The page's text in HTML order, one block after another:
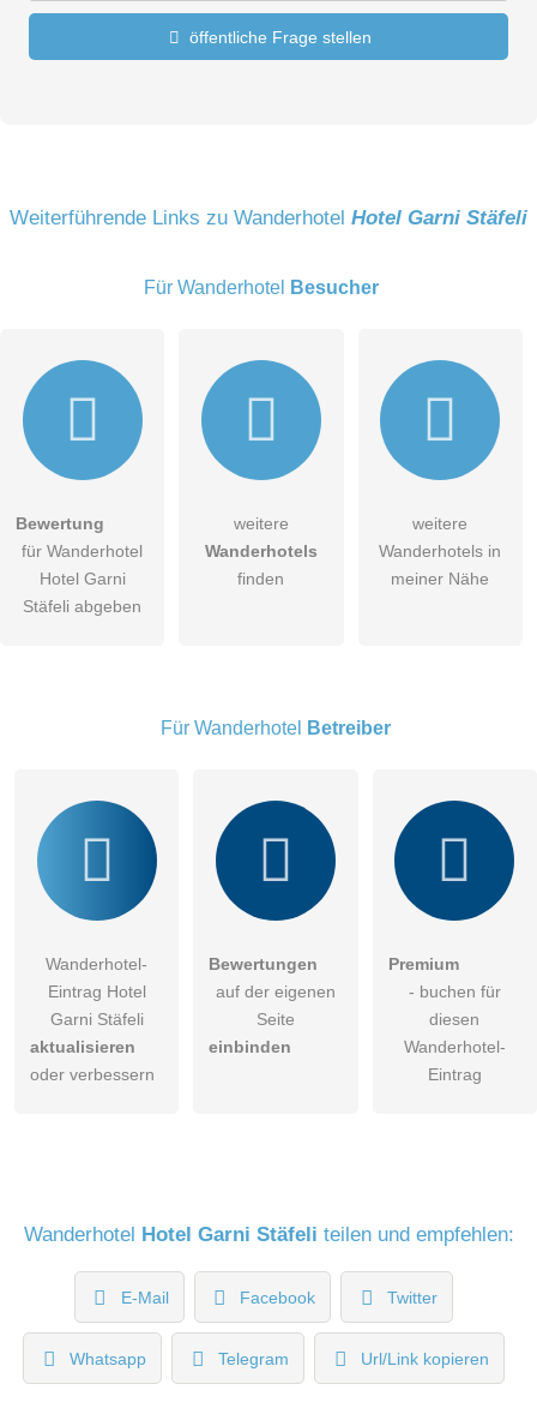
öffentliche Frage stellen
E-Mail-Adresse (wird nicht veröffentlicht)
Hiermit akzeptiere ich dieAGB
DieDatenschutzerklärung habe ich zur Kenntnis genommen.
Besucher sichtbar.
Weiterführende Links zu Wanderhotel Hotel Garni Stäfeli
Für Wanderhotel Besucher
Bewertung
für Wanderhotel
Hotel Garni
Stäfeli abgeben
weitere
Wanderhotels
finden
weitere
Wanderhotels in
meiner Nähe
Für Wanderhotel Betreiber
Wanderhotel-
Eintrag Hotel
Garni Stäfeli
aktualisieren
oder verbessern
Bewertungen
auf der eigenen
Seite
einbinden
Premium
- buchen für
diesen
Wanderhotel-
Eintrag
Wanderhotel Hotel Garni Stäfeli teilen und empfehlen:
E-Mail Facebook Twitter
Whatsapp Telegram Url/Link kopieren